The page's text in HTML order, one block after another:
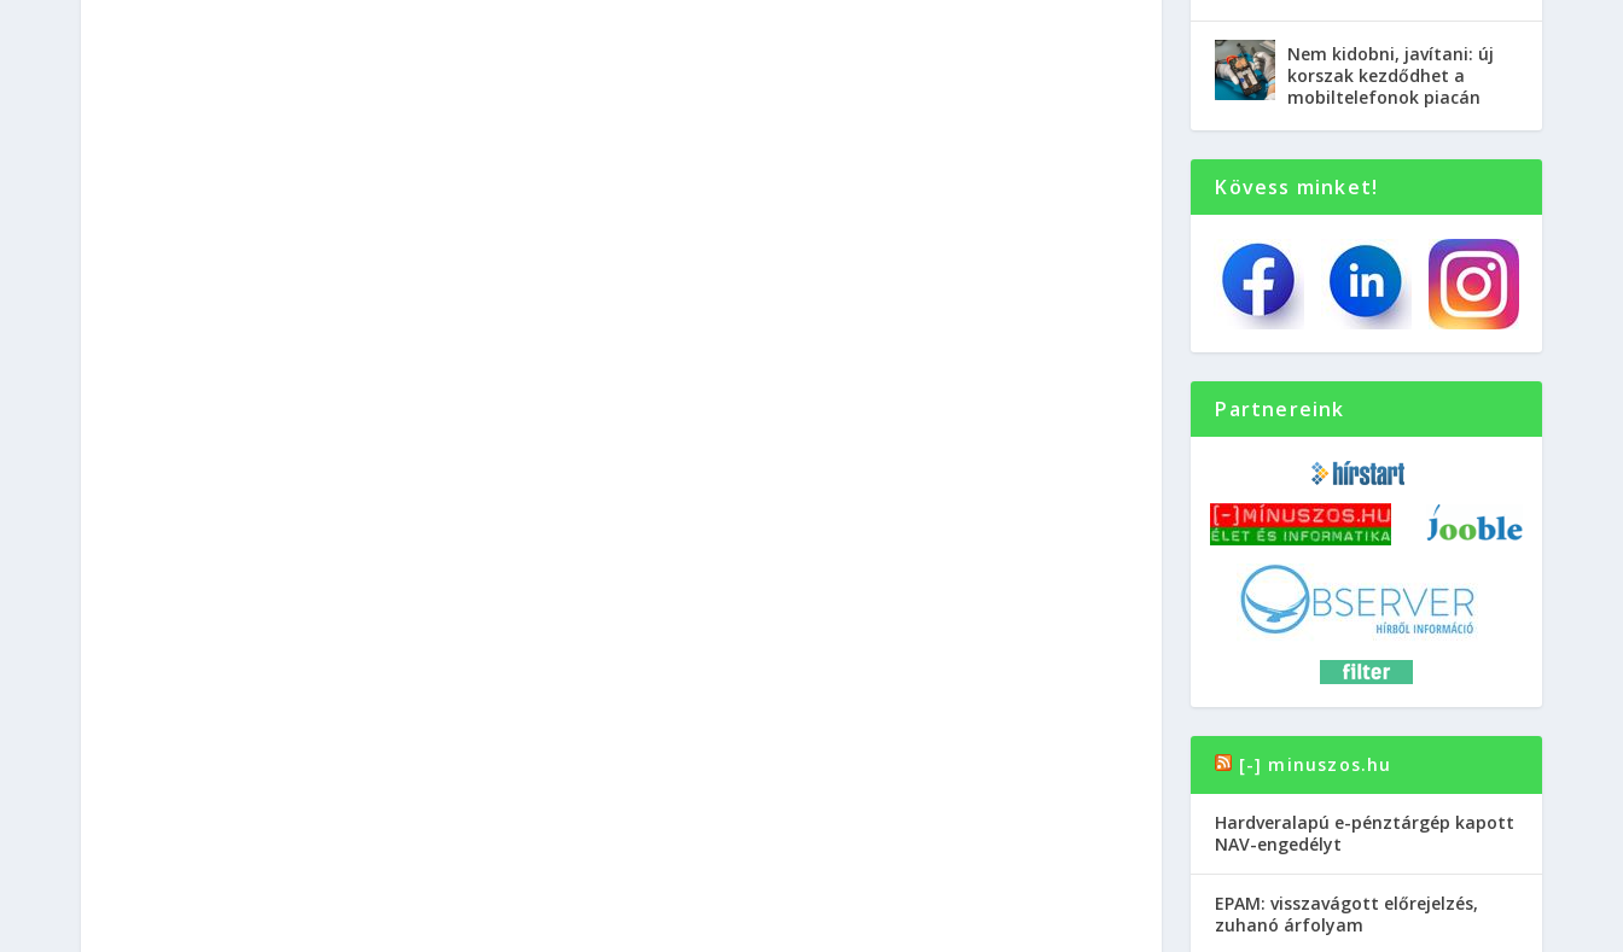
Nem kidobni, javítani: új
korszak kezdődhet a
mobiltelefonok piacán
Kövess minket!
Partnereink
[-] minuszos.hu
Hardveralapú e-pénztárgép kapott
NAV-engedélyt
EPAM: visszavágott előrejelzés,
zuhanó árfolyam